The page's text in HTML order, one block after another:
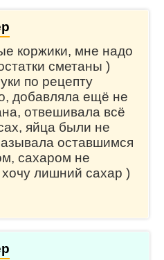
коржики, мне надо
сметаны )
по рецепту
добавляла ещё не
отвешивала всё
яйца были не
оставшимся
сахаром не
лишний сахар )